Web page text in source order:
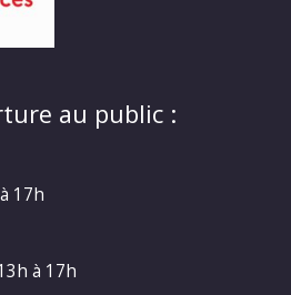
au public :
17h
à 17h